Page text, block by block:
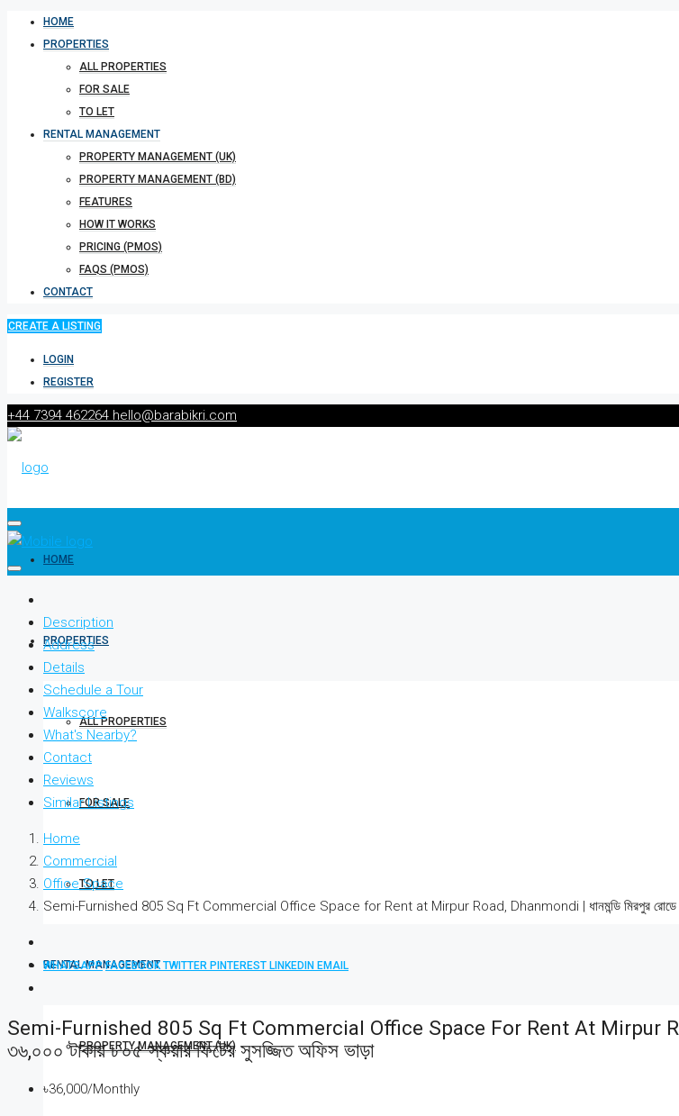
HOME
PROPERTIES
ALL PROPERTIES
FOR SALE
TO LET
RENTAL MANAGEMENT
PROPERTY MANAGEMENT (UK)
PROPERTY MANAGEMENT (BD)
FEATURES
HOW IT WORKS
PRICING (PMOS)
FAQS (PMOS)
CONTACT
CREATE A LISTING
LOGIN
REGISTER
+44 7394 462264 hello@barabikri.com
HOME
PROPERTIES
ALL PROPERTIES
FOR SALE
TO LET
RENTAL MANAGEMENT
PROPERTY MANAGEMENT (UK)
Description
Address
Details
Schedule a Tour
Walkscore
What's Nearby?
Contact
Reviews
Similar Listings
Home
Commercial
Office Space
Semi-Furnished 805 Sq Ft Commercial Office Space for Rent at Mirpur Road, Dhanmondi | ধানমন্ডি মিরপুর রোডে খান
WHATSAPP FACEBOOKTWITTER PINTEREST LINKEDIN EMAIL
Semi-Furnished 805 Sq Ft Commercial Office Space For Rent At Mirpur Road,
৩৬,০০০ টাকায় ৮০৫ স্কয়ার ফিটের সুসজ্জিত অফিস ভাড়া
৳36,000/Monthly